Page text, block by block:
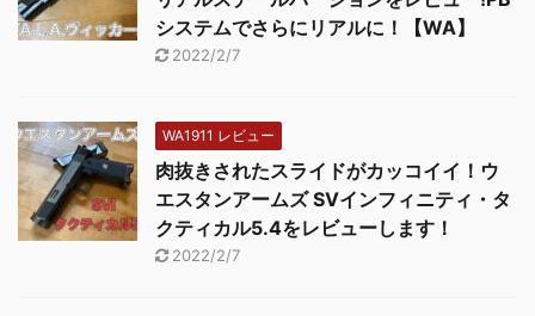
システムでさらにリアルに！【WA】
2022/2/7
WA1911 レビュー
肉抜きされたスライドがカッコイイ！ウ
エスタンアームズ SVインフィニティ・タ
クティカル5.4をレビューします！
2022/2/7